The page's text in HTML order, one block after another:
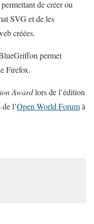
de créer ou
SVG et de les
créées.
permet
Firefox.
Awardlors de l’édition
l’Open World Forumà